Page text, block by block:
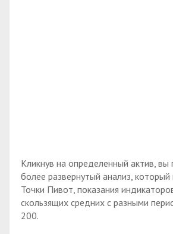
Кликнув на определенный актив, вы
более развернутый анализ, который
Точки Пивот, показания
скользящих средних с разными
200.